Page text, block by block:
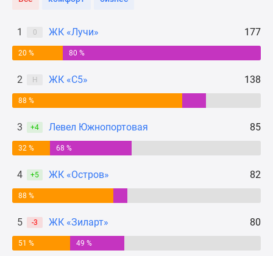
рынка
Покупателю
Экспертиза
новостроек
проекте
Реклама
сайте
Дзен
Машино-
1 0 ЖК «Лучи» 177
20 % 80 %
2 Н ЖК «С5» 138
88 %
3 +4 Левел Южнопортовая 85
32 % 68 %
4 +5 ЖК «Остров» 82
88 %
5 -3 ЖК «Зиларт» 80
51 % 49 %